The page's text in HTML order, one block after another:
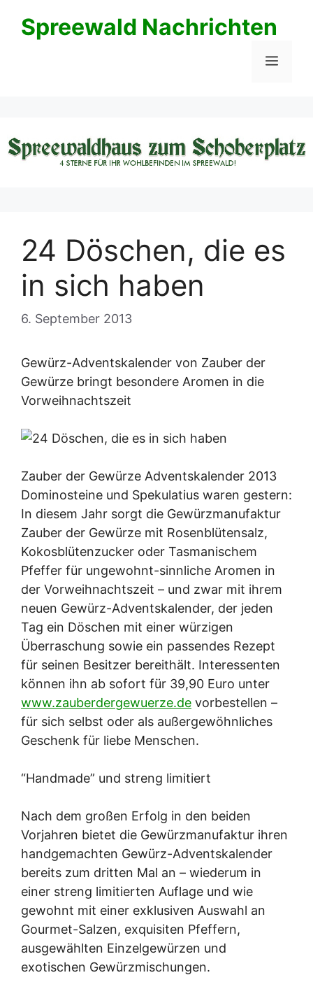
InhaltSpreewald Nachrichten
Menü
24 Döschen, die es
in sich haben
6. September 2013
Gewürz-Adventskalender von Zauber der
Gewürze bringt besondere Aromen in die
Vorweihnachtszeit
Zauber der Gewürze Adventskalender 2013
Dominosteine und Spekulatius waren gestern:
In diesem Jahr sorgt die Gewürzmanufaktur
Zauber der Gewürze mit Rosenblütensalz,
Kokosblütenzucker oder Tasmanischem
Pfeffer für ungewohnt-sinnliche Aromen in
der Vorweihnachtszeit – und zwar mit ihrem
neuen Gewürz-Adventskalender, der jeden
Tag ein Döschen mit einer würzigen
Überraschung sowie ein passendes Rezept
für seinen Besitzer bereithält. Interessenten
können ihn ab sofort für 39,90 Euro unter
www.zauberdergewuerze.de vorbestellen –
für sich selbst oder als außergewöhnliches
Geschenk für liebe Menschen.
“Handmade” und streng limitiert
Nach dem großen Erfolg in den beiden
Vorjahren bietet die Gewürzmanufaktur ihren
handgemachten Gewürz-Adventskalender
bereits zum dritten Mal an – wiederum in
einer streng limitierten Auflage und wie
gewohnt mit einer exklusiven Auswahl an
Gourmet-Salzen, exquisiten Pfeffern,
ausgewählten Einzelgewürzen und
exotischen Gewürzmischungen.